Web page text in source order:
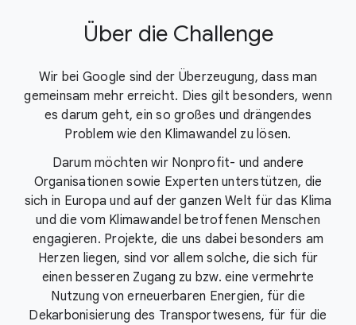
Über die Challenge
Wir bei Google sind der Überzeugung, dass man
gemeinsam mehr erreicht. Dies gilt besonders, wenn
es darum geht, ein so großes und drängendes
Problem wie den Klimawandel zu lösen.
Darum möchten wir Nonprofit- und andere
Organisationen sowie Experten unterstützen, die
sich in Europa und auf der ganzen Welt für das Klima
und die vom Klimawandel betroffenen Menschen
engagieren. Projekte, die uns dabei besonders am
Herzen liegen, sind vor allem solche, die sich für
einen besseren Zugang zu bzw. eine vermehrte
Nutzung von erneuerbaren Energien, für die
Dekarbonisierung des Transportwesens, für für die